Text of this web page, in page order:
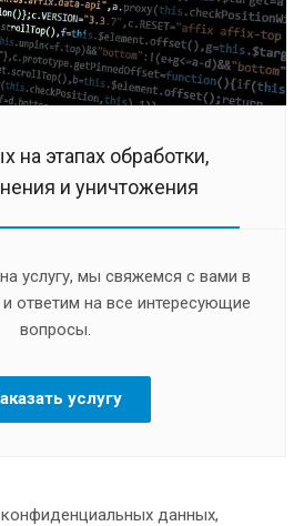
на этапах обработки,
и уничтожения
услугу, мы свяжемся с вами в
ответим на все интересующие
вопросы.
услугу
конфиденциальных данных,